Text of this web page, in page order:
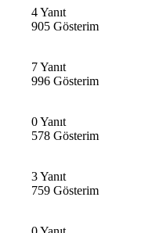
4 Yanıt
905 Gösterim
7 Yanıt
996 Gösterim
0 Yanıt
578 Gösterim
3 Yanıt
759 Gösterim